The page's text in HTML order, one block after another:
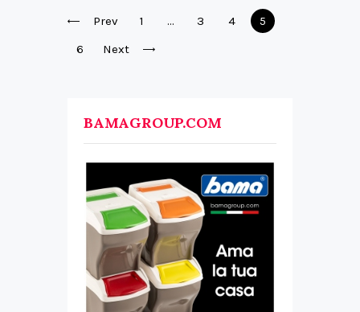
Prev 1 … 3 4
5
6
Next
BAMAGROUP.COM